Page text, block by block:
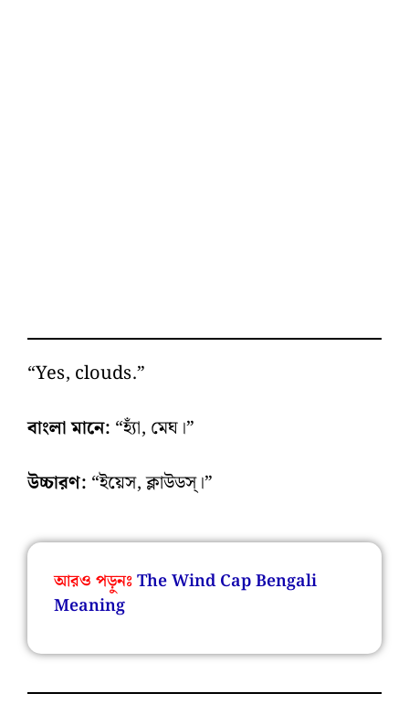
“Yes, clouds.”
বাংলা মানে: “হ্যাঁ, মেঘ।”
উচ্চারণ: “ইয়েস, ক্লাউডস্‌।”
আরও পড়ুনঃThe Wind Cap Bengali
Meaning